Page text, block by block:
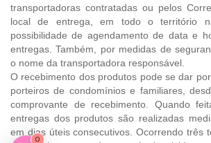
transportadoras contratadas ou pelos
local de entrega, em todo o território
possibilidade de agendamento de data e
entregas. Também, por medidas de
o nome da transportadora responsável.
O recebimento dos produtos pode se dar
porteiros de condomínios e familiares,
comprovante de recebimento. Quando
entregas dos produtos são realizadas
em dias úteis consecutivos. Ocorrendo três
0